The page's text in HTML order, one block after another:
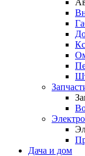
Дача и дом